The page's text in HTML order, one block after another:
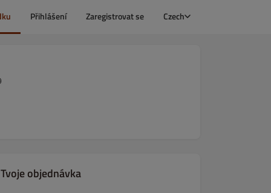
Přihlášení Zaregistrovat se Czech
Tvoje objednávka